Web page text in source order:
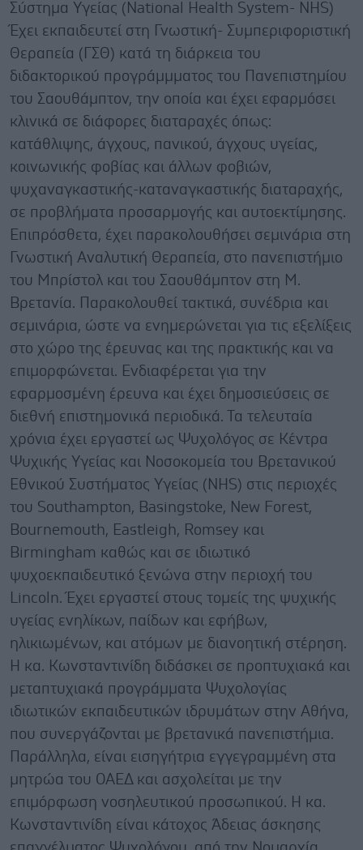
Σύστημα Υγείας (National Health System- NHS)
Έχει εκπαιδευτεί στη Γνωστική- Συμπεριφοριστική
Θεραπεία (ΓΣΘ) κατά τη διάρκεια του
διδακτορικού προγράμμματος του Πανεπιστημίου
του Σαουθάμπτον, την οποία και έχει εφαρμόσει
κλινικά σε διάφορες διαταραχές όπως:
κατάθλιψης, άγχους, πανικού, άγχους υγείας,
κοινωνικής φοβίας και άλλων φοβιών,
ψυχαναγκαστικής-καταναγκαστικής διαταραχής,
σε προβλήματα προσαρμογής και αυτοεκτίμησης.
Επιπρόσθετα, έχει παρακολουθήσει σεμινάρια στη
Γνωστική Αναλυτική Θεραπεία, στο πανεπιστήμιο
του Μπρίστολ και του Σαουθάμπτον στη Μ.
Βρετανία. Παρακολουθεί τακτικά, συνέδρια και
σεμινάρια, ώστε να ενημερώνεται για τις εξελίξεις
στο χώρο της έρευνας και της πρακτικής και να
επιμορφώνεται. Ενδιαφέρεται για την
εφαρμοσμένη έρευνα και έχει δημοσιεύσεις σε
διεθνή επιστημονικά περιοδικά. Τα τελευταία
χρόνια έχει εργαστεί ως Ψυχολόγος σε Κέντρα
Ψυχικής Υγείας και Νοσοκομεία του Βρετανικού
Εθνικού Συστήματος Υγείας (NHS) στις περιοχές
του Southampton, Basingstoke, New Forest,
Bournemouth, Eastleigh, Romsey και
Birmingham καθώς και σε ιδιωτικό
ψυχοεκπαιδευτικό ξενώνα στην περιοχή του
Lincoln. Έχει εργαστεί στους τομείς της ψυχικής
υγείας ενηλίκων, παίδων και εφήβων,
ηλικιωμένων, και ατόμων με διανοητική στέρηση.
Η κα. Κωνσταντινίδη διδάσκει σε προπτυχιακά και
μεταπτυχιακά προγράμματα Ψυχολογίας
ιδιωτικών εκπαιδευτικών ιδρυμάτων στην Αθήνα,
που συνεργάζονται με βρετανικά πανεπιστήμια.
Παράλληλα, είναι εισηγήτρια εγγεγραμμένη στα
μητρώα του ΟΑΕΔ και ασχολείται με την
επιμόρφωση νοσηλευτικού προσωπικού. Η κα.
Κωνσταντινίδη είναι κάτοχος Άδειας άσκησης